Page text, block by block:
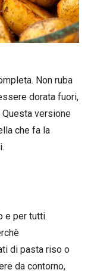
Non ruba
dorata fuori,
versione
che fa la
e per tutti.
di pasta riso o
da contorno,